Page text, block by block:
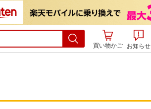
買い物かご お知らせ